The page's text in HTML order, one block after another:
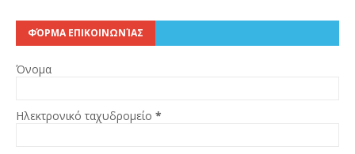
ΦΌΡΜΑ ΕΠΙΚΟΙΝΩΝΊΑΣ
Όνομα
Ηλεκτρονικό ταχυδρομείο *